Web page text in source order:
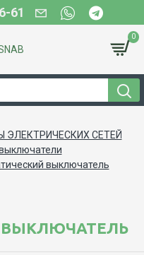
61
0
СЕТЕЙ
выключатель